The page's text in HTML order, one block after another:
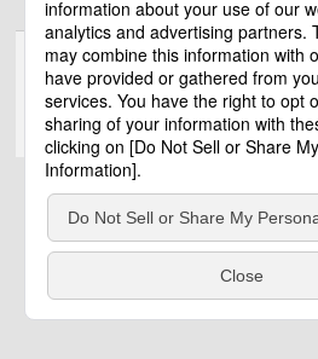
サイトのご利用にあたって クッキーポ
電気・建築設備（ビ
© Panasonic Electric